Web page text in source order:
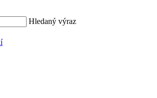
Hledaný výraz